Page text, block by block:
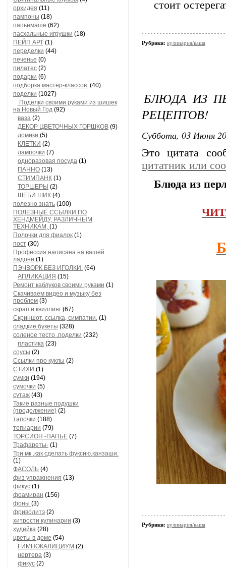
орхидея (11)
пампоны (18)
папьемаше (62)
пасхальные игрушки (18)
ПЕЙП АРТ (1)
переделки (44)
печенье (0)
пилатес (2)
подарки (6)
подборка мастер-классов. (40)
поделки (1027)
Поделки своими руками из шишек
на Новый Год (92)
ваза (2)
ДЕКОР ЦВЕТОЧНЫХ ГОРШКОВ (9)
домики (5)
КЛЕТКИ (2)
лампочки (7)
одноразовая посуда (1)
ПАННО (13)
СТИМПАНК (1)
ТОРШЕРЫ (2)
ШЕБИ ШИК (4)
полезно знать (100)
ПОЛЕЗНЫЕ ССЫЛКИ ПО
ХЕНДМЕЙДУ, РАЗЛИЧНЫМ
ТЕХНИКАМ, (1)
Полочки для фиалок (1)
пост (30)
Профессия написана на вашей
ладони (1)
ПЭЧВОРК БЕЗ ИГОЛКИ. (64)
АПЛИКАЦИЯ (15)
Ремонт каблуков своими руками (1)
Скачиваем видео и музыку без
проблем (3)
скрап и квиллинг (67)
Скриншот, ссылка, симпатии. (1)
сладкие букеты (328)
соленое тесто .поделки (232)
пластика (23)
соусы (2)
Ссылки про куклы (2)
СТИХИ (1)
сумки (194)
сумочки (5)
сутаж (43)
Такие разные подушки
(продолжение) (2)
тапочки (188)
топиарии (79)
ТОРСИОН -ПАПЬЕ (7)
Трафареты- (1)
Три мк ,как сделать фуксию,канзаши.
(1)
ФАСОЛЬ (4)
физ упражнения (13)
фикус (1)
фоамиран (156)
фоны (3)
фриволитэ (2)
хитрости кулинарии (3)
худейка (28)
цветы в доме (54)
ГИМНОКАЛИЦИУМ (2)
нертера (3)
фикус (2)
стоит
Рубрики: кулинария/каша
БЛЮДА ИЗ
РЕЦЕПТОВ!
Суббота, 03 Июня
Это цитата
цитатник или
Блюда из
Рубрики: кулинария/каша